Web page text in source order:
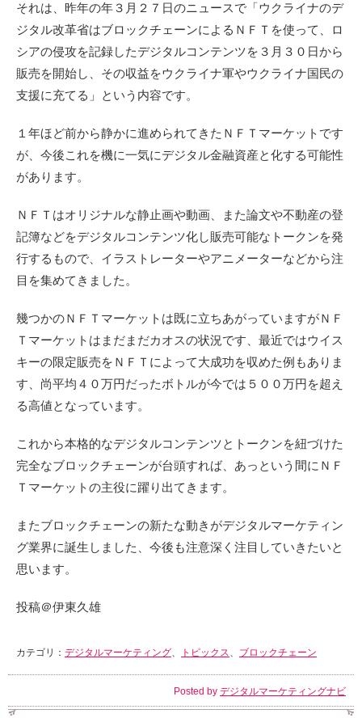
それは、昨年の年３月２７日のニュースで「ウクライナのデ
ジタル改革省はブロックチェーンによるＮＦＴを使って、ロ
シアの侵攻を記録したデジタルコンテンツを３月３０日から
販売を開始し、その収益をウクライナ軍やウクライナ国民の
支援に充てる」という内容です。
１年ほど前から静かに進められてきたＮＦＴマーケットです
が、今後これを機に一気にデジタル金融資産と化する可能性
があります。
ＮＦＴはオリジナルな静止画や動画、また論文や不動産の登
記簿などをデジタルコンテンツ化し販売可能なトークンを発
行するもので、イラストレーターやアニメーターなどから注
目を集めてきました。
幾つかのＮＦＴマーケットは既に立ちあがっていますがＮＦ
Ｔマーケットはまだまだカオスの状況です、最近ではウイス
キーの限定販売をＮＦＴによって大成功を収めた例もありま
す、尚平均４０万円だったボトルが今では５００万円を超え
る高値となっています。
これから本格的なデジタルコンテンツとトークンを紐づけた
完全なブロックチェーンが台頭すれば、あっという間にＮＦ
Ｔマーケットの主役に躍り出てきます。
またブロックチェーンの新たな動きがデジタルマーケティン
グ業界に誕生しました、今後も注意深く注目していきたいと
思います。
投稿＠伊東久雄
カテゴリ： デジタルマーケティング、 トピックス、 ブロックチェーン
Posted by デジタルマーケティングナビ